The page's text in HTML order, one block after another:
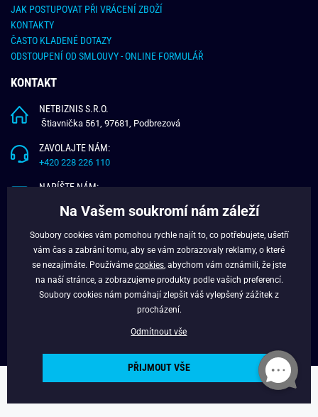
JAK POSTUPOVAT PŘI VRÁCENÍ ZBOŽÍ
KONTAKTY
ČASTO KLADENÉ DOTAZY
ODSTOUPENÍ OD SMLOUVY - ONLINE FORMULÁŘ
KONTAKT
NETBIZNIS S.R.O.
Štiavnička 561, 97681, Podbrezová
ZAVOLAJTE NÁM:
+420 228 226 110
NAPÍŠTE NÁM:
O NÁS
VĚRNOSTNÍ PROGRAM
Copyright © 2024 - Budchlap.cz Všechna práva vyhrazena. webdesign ©
Na Vašem soukromí nám záleží
Soubory cookies vám pomohou rychle najít to, co potřebujete, ušetří
vám čas a zabrání tomu, aby se vám zobrazovaly reklamy, o které
se nezajímáte. Používáme cookies , abychom vám oznámili, že jste
na naší stránce, a zobrazujeme produkty podle vašich preferencí.
Soubory cookies nám pomáhají zlepšit váš vylepšený zážitek z
procházení.
Odmítnout vše
PŘIJMOUT VŠE